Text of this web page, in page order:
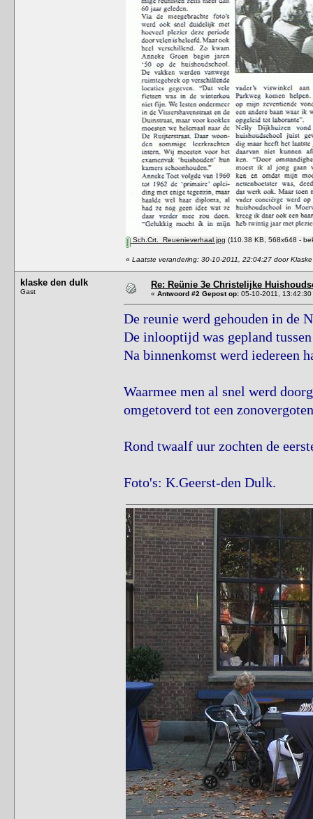
Sch.Crt._Reuenieverhaal.jpg (110.38 KB, 568x648 -
« Laatste verandering: 30-10-2011, 22:04:27 door
klaske den dulk
Gast
Re: Reünie 3e Christelijke
« Antwoord #2 Gepost op: 05-10-2011, 13:42:30
De reunie werd gehouden in de
De inlooptijd was gepland
Na binnenkomst werd iedereen
Waarmee men al snel werd
omgetoverd tot een
Rond twaalf uur zochten de
Foto's: K.Geerst-den Dulk.